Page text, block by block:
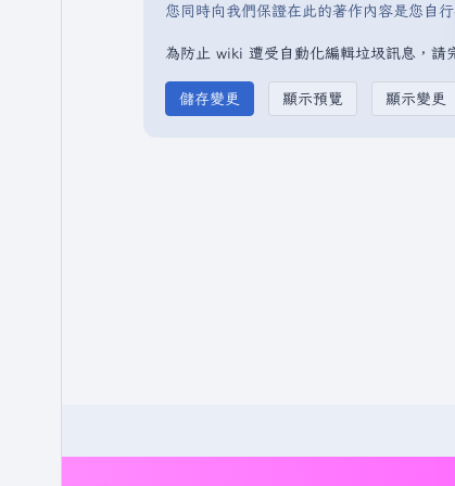
您同時向我們保證在此的著作內容是您自
為防止 wiki 遭受自動化編輯垃圾訊息，請